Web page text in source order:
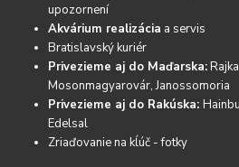
upozornení
Akvárium realizácia a servis
Bratislavský kuriér
Privezieme aj do Maďarska:
Mosonmagyarovár, Janossomoria
Privezieme aj do Rakúska:
Edelsal
Zriaďovanie na kĺúč - fotky